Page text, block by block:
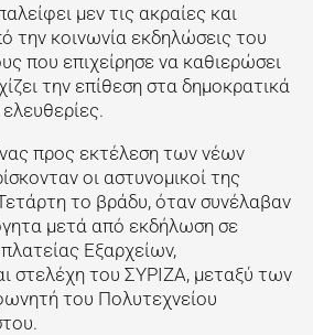
μεν τις ακραίες και
την κοινωνία εκδηλώσεις του
που επιχείρησε να καθιερώσει
την επίθεση στα δημοκρατικά
προς εκτέλεση των νέων
οι αστυνομικοί της
το βράδυ, όταν συνέλαβαν
μετά από εκδήλωση σε
Εξαρχείων,
στελέχη του ΣΥΡΙΖΑ, μεταξύ των
του Πολυτεχνείου